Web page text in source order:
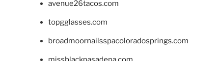
avenue26tacos.com
topgglasses.com
broadmoornailsspacoloradosprings.com